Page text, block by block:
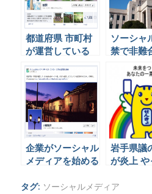
都道府県 市町村
が運営している
Facebookページ
一覧
ソーシャ
禁で非難
念され
する必要
理由とは
企業がソーシャル
メディアを始める
Facebookをおす
岩手県議
が炎上 や
タグ: ソーシャルメディア